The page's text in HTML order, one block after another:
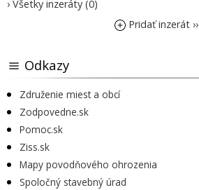
› Všetky inzeráty (0)
Pridať inzerát ››
Odkazy
Združenie miest a obcí
Zodpovedne.sk
Pomoc.sk
Ziss.sk
Mapy povodňového ohrozenia
Spoločný stavebný úrad